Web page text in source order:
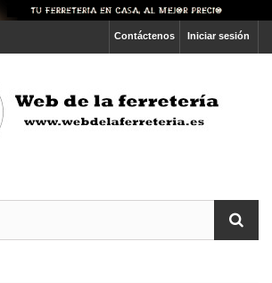
Iniciar sesión
Contáctenos